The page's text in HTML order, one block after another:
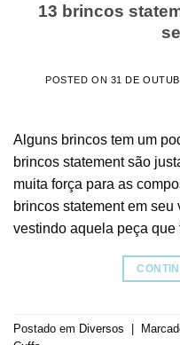
13 brincos
POSTED ON 31 DE
Alguns brincos tem um
brincos statement são
muita força para as
brincos statement em
vestindo aquela peça que
Postado em Diversos